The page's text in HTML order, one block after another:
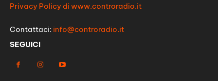
Privacy Policy di www.controradio.it
Contattaci: info@controradio.it
SEGUICI